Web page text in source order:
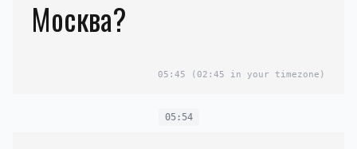
Москва?
05:45 (02:45 in your timezone)
05:54